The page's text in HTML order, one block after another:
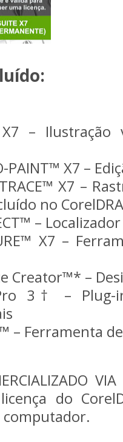
X7 –
PAINT™ X7 –
X7 –
no
–
X7 –
Creator™* –
3† – Plug-
– Ferramenta
licença do
computador.